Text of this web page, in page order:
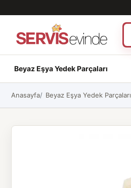
Beyaz Eşya Yedek Parçaları
Anasayfa Beyaz Eşya Yedek Parçaları